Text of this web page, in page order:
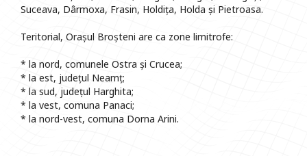
Suceava, Dârmoxa, Frasin, Holdița, Holda și Pietroasa.
Teritorial, Orașul Broșteni are ca zone limitrofe:
* la nord, comunele Ostra și Crucea;
* la est, județul Neamț;
* la sud, județul Harghita;
* la vest, comuna Panaci;
* la nord-vest, comuna Dorna Arini.